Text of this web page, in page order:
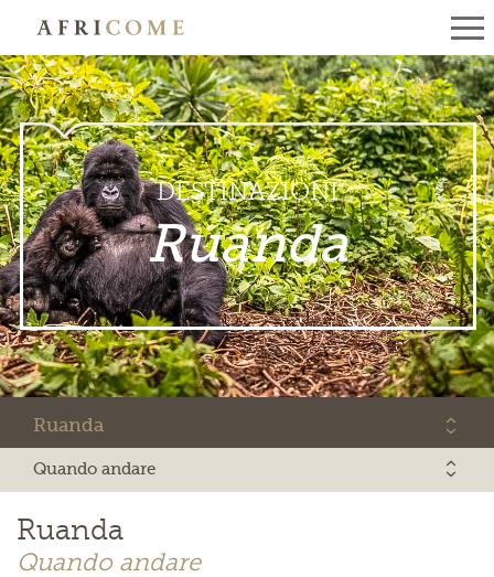
Ruanda
Quando andare
Ruanda
Quando andare